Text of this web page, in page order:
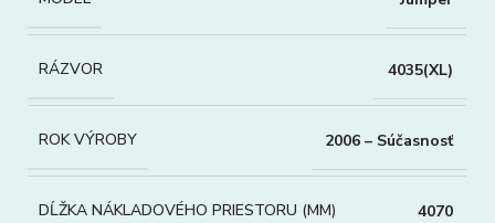
RÁZVOR 4035(XL)
ROK VÝROBY 2006 – Súčasnosť
DĹŽKA NÁKLADOVÉHO PRIESTORU (MM) 4070